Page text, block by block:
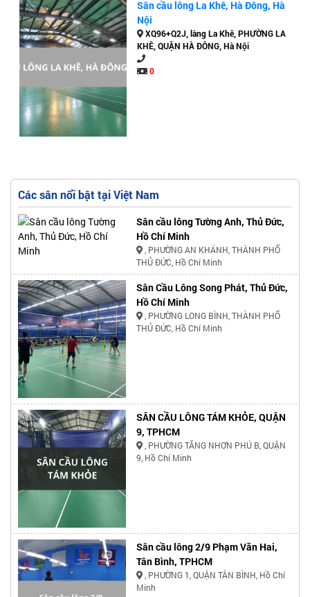
Sân cầu lông La Khê, Hà Đông, Hà
Nội
XQ96+Q2J, làng La Khê, PHƯỜNG LA
KHÊ, QUẬN HÀ ĐÔNG, Hà Nội
0
Các sân nổi bật tại Việt Nam
Sân cầu lông Tường Anh, Thủ Đức,
Hồ Chí Minh
, PHƯỜNG AN KHÁNH, THÀNH PHỐ
THỦ ĐỨC, Hồ Chí Minh
Sân Cầu Lông Song Phát, Thủ Đức,
Hồ Chí Minh
, PHƯỜNG LONG BÌNH, THÀNH PHỐ
THỦ ĐỨC, Hồ Chí Minh
SÂN CẦU LÔNG TÁM KHỎE, QUẬN
9, TPHCM
, PHƯỜNG TĂNG NHƠN PHÚ B, QUẬN
9, Hồ Chí Minh
Sân cầu lông 2/9 Phạm Văn Hai,
Tân Bình, TPHCM
, PHƯỜNG 1, QUẬN TÂN BÌNH, Hồ Chí
Minh